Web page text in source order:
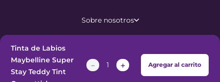
Tinta de Labios
Maybelline Super
Stay Teddy Tint
＋
－ Agregar al carrito
Sobre nosotros